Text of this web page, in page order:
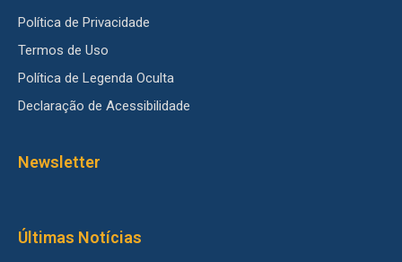
Política de Privacidade
Termos de Uso
Política de Legenda Oculta
Declaração de Acessibilidade
Newsletter
Últimas Notícias